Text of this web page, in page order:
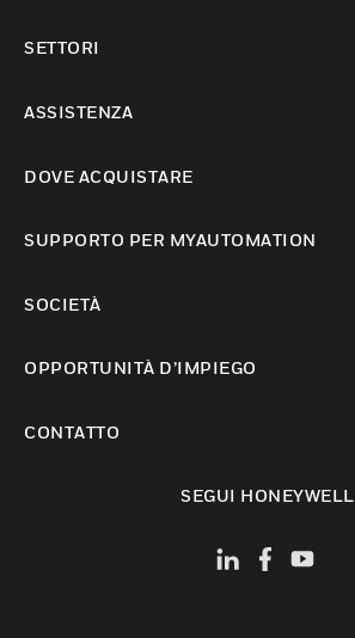
SETTORI
ASSISTENZA
DOVE ACQUISTARE
SUPPORTO PER MYAUTOMATION
SOCIETÀ
OPPORTUNITÀ D’IMPIEGO
CONTATTO
SEGUI HONEYWELL